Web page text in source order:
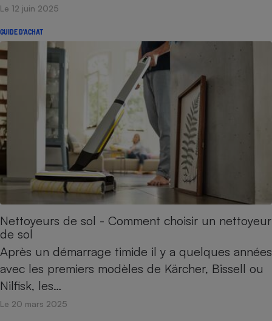
Le 12 juin 2025
GUIDE D'ACHAT
Nettoyeurs de sol - Comment choisir un nettoyeur
de sol
Après un démarrage timide il y a quelques années
avec les premiers modèles de Kärcher, Bissell ou
Nilfisk, les…
Le 20 mars 2025